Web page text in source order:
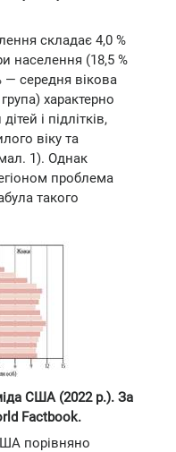
складає 4,0 %
населення (18,5 %
— середня вікова
характерно
і підлітків,
віку та
1). Однак
проблема
такого
США (2022 р.). За
Factbook.
порівняно